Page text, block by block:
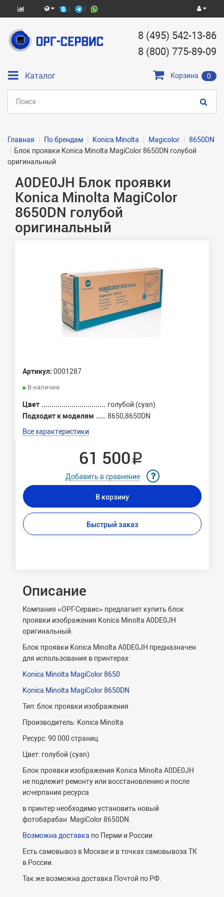
8 (495) 542-13-86
8 (800) 775-89-09
Каталог Корзина 0
Главная По брендам Konica Minolta Magicolor
8650DN
Блок проявки Konica Minolta MagiColor 8650DN голубой
оригинальный
A0DE0JH Блок проявки
Konica Minolta MagiColor
8650DN голубой
оригинальный
Артикул: 0001287
В наличии
Цвет
голубой (cyan)
Подходит к моделям
8650,8650DN
Все характеристики
61 500 ₽
Добавить в сравнение
В корзину
Быстрый заказ
Описание
Компания «ОРГ-Сервис» предлагает купить блок
проявки изображения Konica Minolta A0DE0JH
оригинальный.
Блок проявки Konica Minolta A0DE0JH предназначен
для использования в принтерах:
Konica Minolta MagiColor 8650
Konica Minolta MagiColor 8650DN
Тип: блок проявки изображения
Производитель: Konica Minolta
Ресурс: 90 000 страниц
Цвет: голубой (cyan)
Блок проявки изображения Konica Minolta A0DE0JH
не подлежит ремонту или восстановлению и после
исчерпания ресурса
в принтер необходимо установить новый
фотобарабан MagiColor 8650DN.
Возможна доставка по Перми и России.
Есть самовывоз в Москве и в точках самовывоза ТК
в России.
Так же возможна доставка Почтой по РФ.